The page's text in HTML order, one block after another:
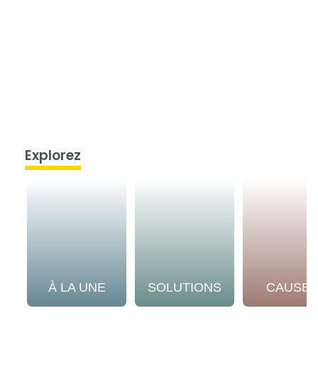
Explorez
À LA UNE SOLUTIONS CAUSES